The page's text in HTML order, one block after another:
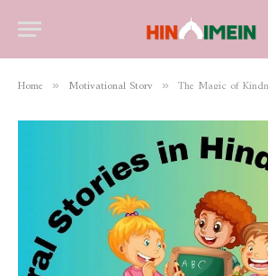
Home » Motivational Story » The Magic of